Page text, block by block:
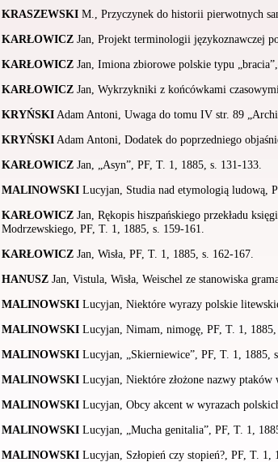
KRASZEWSKI M., Przyczynek do historii pierwotnych
KARŁOWICZ Jan, Projekt terminologii językoznawczej
KARŁOWICZ Jan, Imiona zbiorowe polskie typu
KARŁOWICZ Jan, Wykrzykniki z końcówkami
KRYŃSKI Adam Antoni, Uwaga do tomu IV str. 89
KRYŃSKI Adam Antoni, Dodatek do poprzedniego
KARŁOWICZ Jan, „Asyn”, PF, T. 1, 1885, s. 131-133.
MALINOWSKI Lucyjan, Studia nad etymologią ludową,
KARŁOWICZ Jan, Rękopis hiszpańskiego przekładu
Modrzewskiego, PF, T. 1, 1885, s. 159-161.
KARŁOWICZ Jan, Wisła, PF, T. 1, 1885, s. 162-167.
HANUSZ Jan, Vistula, Wisła, Weischel ze stanowiska
MALINOWSKI Lucyjan, Niektóre wyrazy polskie
MALINOWSKI Lucyjan, Nimam, nimogę, PF, T. 1, 1885,
MALINOWSKI Lucyjan, „Skierniewice”, PF, T. 1, 1885,
MALINOWSKI Lucyjan, Niektóre złożone nazwy
MALINOWSKI Lucyjan, Obcy akcent w wyrazach
MALINOWSKI Lucyjan, „Mucha genitalia”, PF, T. 1,
MALINOWSKI Lucyjan, Szłopień czy stopień?, PF, T. 1,